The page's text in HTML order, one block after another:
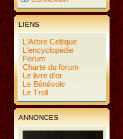
LIENS
L'Arbre Celtique
L'encyclopédie
Forum
Charte du forum
Le livre d'or
Le Bénévole
Le Troll
ANNONCES